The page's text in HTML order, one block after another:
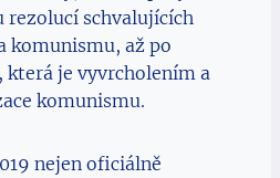
schvalujících
komunismu, až po
která je vyvrcholením a
komunismu.
nejen oficiálně